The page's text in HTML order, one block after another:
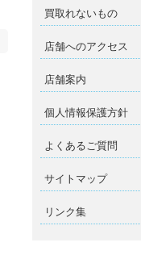
買取れないもの
店舗へのアクセス
店舗案内
個人情報保護方針
よくあるご質問
サイトマップ
リンク集